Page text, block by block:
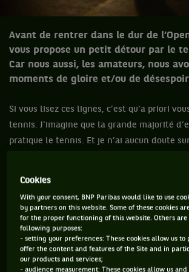
Avant de rentrer dans le dur de
vous propose un petit détour par le
Car nous aussi, les amateurs, nous
moments de gloire et/ou de
Si vous lisez ces lignes, c’est qu'a priori
tennis. J’imagine que la grande majorité
pratique le tennis. Et je n’ai aucun doute
niveau !), qu’ils soient non-classés, 30/1 ou
qu’il se passe des histoires fabuleuses sur
Aujourd’hui, à 72 heures du coup d’envoi
Chelem de l’année, où il se passe des
Cookies
With your consent, BNP Paribas would like to use
by partners on this website. Some of these cookies
for the proper functioning of this website. Others are
following purposes:
- setting your preferences: These cookies allow us to
offer the content and features of the Site and in
our products and services;
- audience measurement: These cookies allow us